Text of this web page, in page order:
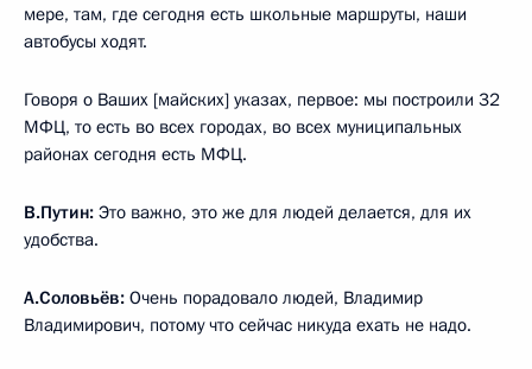
мере, там, где сегодня есть школьные маршруты, наши
автобусы ходят.
Говоря о Ваших [майских] указах, первое: мы построили 32
МФЦ, то есть во всех городах, во всех муниципальных
районах сегодня есть МФЦ.
В.Путин: Это важно, это же для людей делается, для их
удобства.
А.Соловьёв: Очень порадовало людей, Владимир
Владимирович, потому что сейчас никуда ехать не надо.